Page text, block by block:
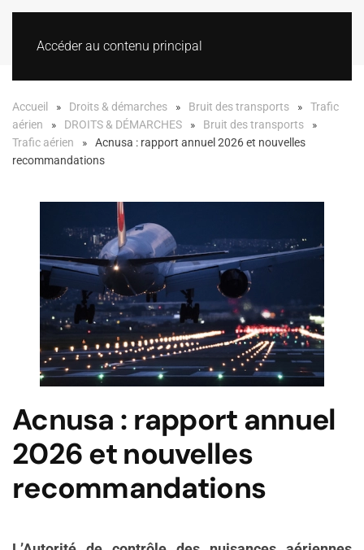
Accéder au contenu principal
Accueil Droits & démarches Bruit des transports
Trafic
aérien
DROITS & DÉMARCHES
Bruit des transports
Trafic aérien
Acnusa : rapport annuel 2026 et nouvelles
recommandations
Acnusa : rapport annuel
2026 et nouvelles
recommandations